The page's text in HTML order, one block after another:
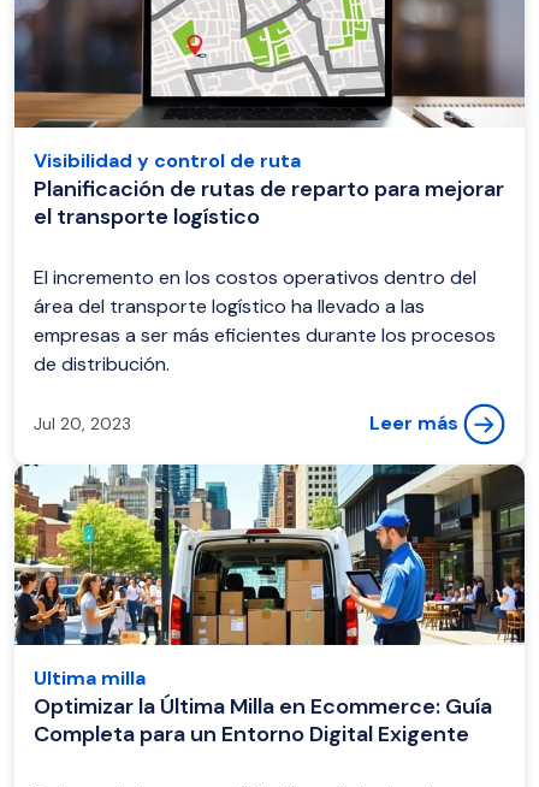
Visibilidad y control de ruta
Planificación de rutas de reparto para mejorar
el transporte logístico
El incremento en los costos operativos dentro del
área del transporte logístico ha llevado a las
empresas a ser más eficientes durante los procesos
de distribución.
Jul 20, 2023 Leer más
Ultima milla
Optimizar la Última Milla en Ecommerce: Guía
Completa para un Entorno Digital Exigente